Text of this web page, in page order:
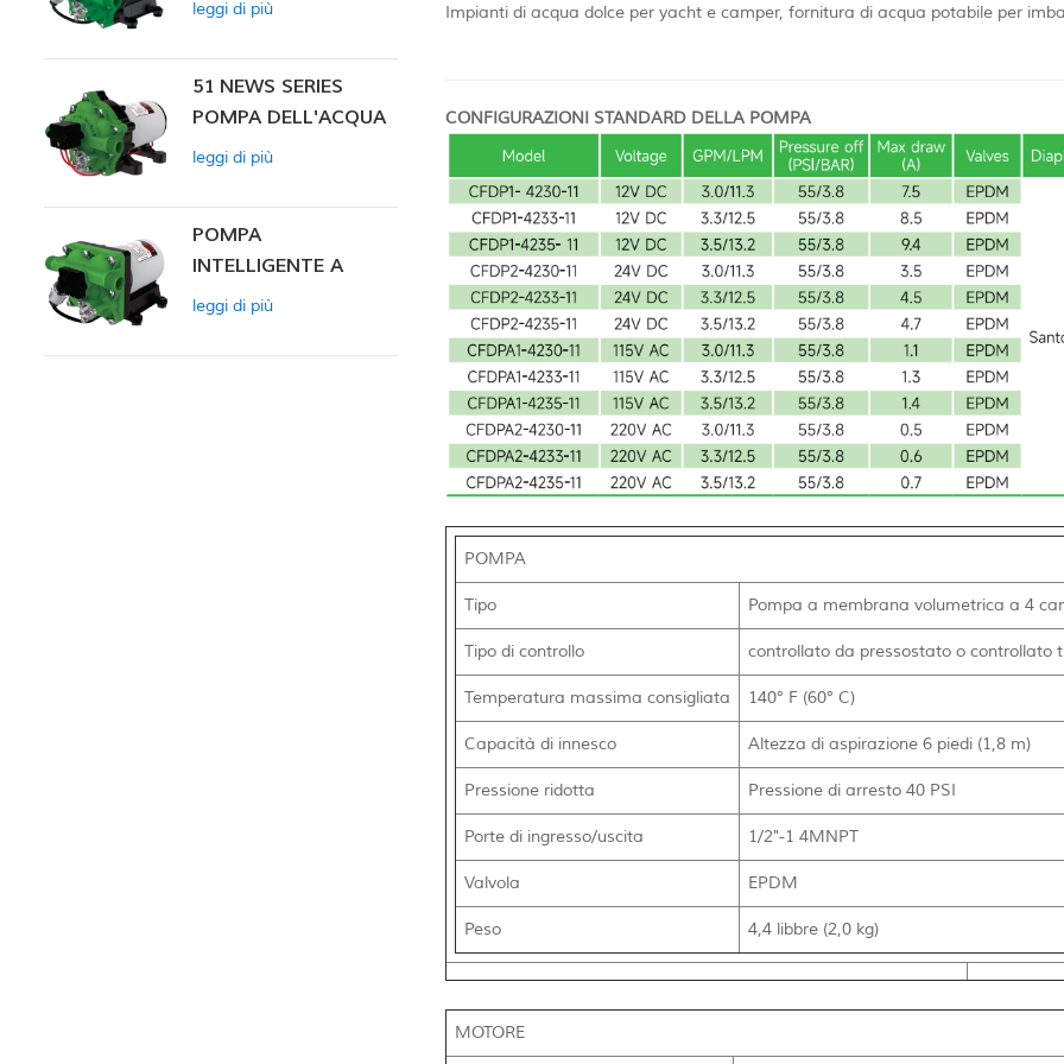
Impianti di acqua dolce per yacht e camper, fornitura di acqua potabile per
CONFIGURAZIONI STANDARD DELLA POMPA
POMPA
Tipo Pompa a membrana volumetrica a 4
Tipo di controllo controllato da pressostato o controllato
Temperatura massima consigliata 140° F (60° C)
Capacità di innesco Altezza di aspirazione 6 piedi (1,8 m)
Pressione ridotta Pressione di arresto 40 PSI
Porte di ingresso/uscita 1/2"-1 4MNPT
Valvola EPDM
Peso 4,4 libbre (2,0 kg)
MOTORE
leggi di più
51 NEWS SERIES
POMPA DELL'ACQUA
leggi di più
POMPA
INTELLIGENTE A
PRESSIONE
42
leggi di più